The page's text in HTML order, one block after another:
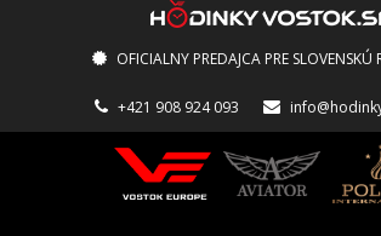
OFICIALNY PREDAJCA PRE SLOVENSKÚ
+421 908 924 093